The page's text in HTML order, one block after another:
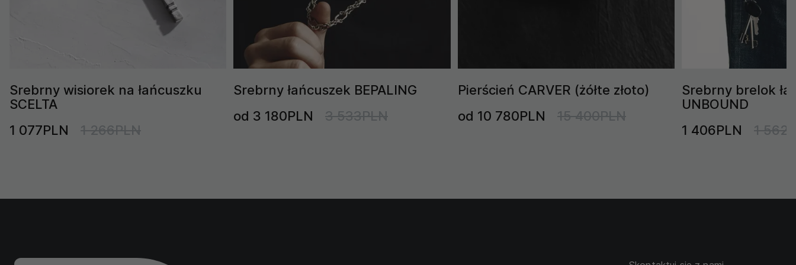
Srebrny wisiorek na łańcuszku
SCELTA
1 077PLN
1 266PLN
Srebrny łańcuszek BEPALING
od 3 180PLN
3 533PLN
Pierścień CARVER (żółte złoto)
od 10 780PLN
15 400PLN
Srebrny brelok
UNBOUND
1 406PLN
1